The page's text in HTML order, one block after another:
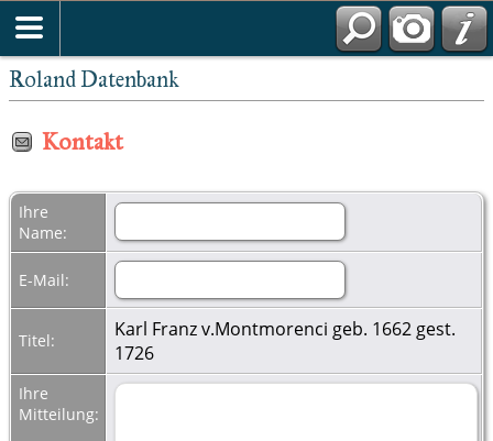
Roland Datenbank
Kontakt
Ihre
Name:
E-Mail:
Titel:
Karl Franz v.Montmorenci geb. 1662 gest.
1726
Ihre
Mitteilung: